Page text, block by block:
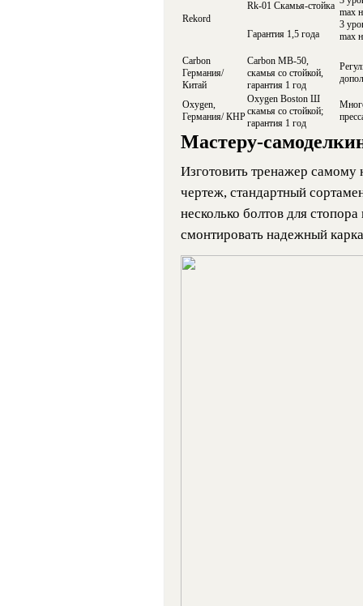
Rekord
Rk-01 Скамья-стойка
Гарантия 1,5 года
max
3
max
Carbon
Германия/
Китай
Carbon MB-50,
скамья со стойкой,
гарантия 1 год
Oxygen,
Германия/ КНР
Oxygen Boston Ш
скамья со стойкой;
гарантия 1 год
Мастеру-
Изготовить тренажер самому
чертеж, стандартный
несколько болтов для
смонтировать надежный